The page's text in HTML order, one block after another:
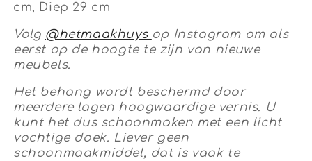
cm, Diep 29 cm
Volg @hetmaakhuys op Instagram om als
eerst op de hoogte te zijn van nieuwe
meubels.
Het behang wordt beschermd door
meerdere lagen hoogwaardige vernis. U
kunt het dus schoonmaken met een licht
vochtige doek. Liever geen
schoonmaakmiddel, dat is vaak te